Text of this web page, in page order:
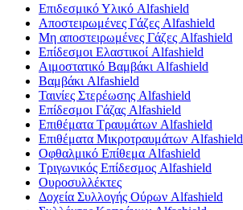
Επιδεσμικό Υλικό Alfashield
Αποστειρωμένες Γάζες Alfashield
Μη αποστειρωμένες Γάζες Alfashield
Επίδεσμοι Ελαστικοί Alfashield
Αιμοστατικό Βαμβάκι Alfashield
Βαμβάκι Alfashield
Ταινίες Στερέωσης Alfashield
Επίδεσμοι Γάζας Alfashield
Επιθέματα Τραυμάτων Alfashield
Επιθέματα Μικροτραυμάτων Alfashield
Οφθαλμικό Eπίθεμα Alfashield
Τριγωνικός Επίδεσμος Alfashield
Ουροσυλλέκτες
Δοχεία Συλλογής Ούρων Alfashield